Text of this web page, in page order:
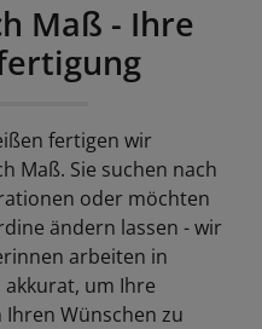
Maß - Ihre
fertigen wir
Maß. Sie suchen nach
oder möchten
ändern lassen - wir
arbeiten in
um Ihre
Wünschen zu